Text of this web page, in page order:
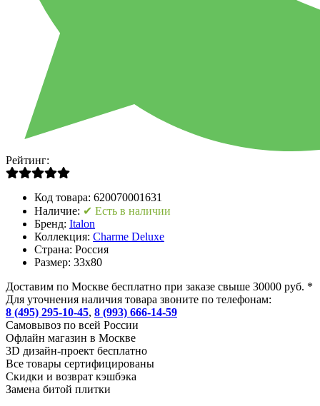
Рейтинг:
Код товара: 620070001631
Наличие: ✔ Есть в наличии
Бренд: Italon
Коллекция: Charme Deluxe
Страна: Россия
Размер: 33x80
Доставим по Москве бесплатно при заказе свыше 30000 руб. *
Для уточнения наличия товара звоните по телефонам:
8 (495) 295-10-45, 8 (993) 666-14-59
Cамовывоз по всей России
Офлайн магазин в Москве
3D дизайн-проект бесплатно
Все товары сертифицированы
Скидки и возврат кэшбэка
Замена битой плитки